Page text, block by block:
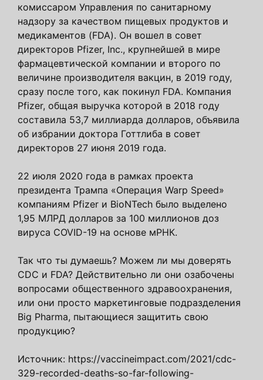
комиссаром Управления по санитарному
надзору за качеством пищевых продуктов и
медикаментов (FDA). Он вошел в совет
директоров Pfizer, Inc., крупнейшей в мире
фармацевтической компании и второго по
величине производителя вакцин, в 2019 году,
сразу после того, как покинул FDA. Компания
Pfizer, общая выручка которой в 2018 году
составила 53,7 миллиарда долларов, объявила
об избрании доктора Готтлиба в совет
директоров 27 июня 2019 года.
22 июля 2020 года в рамках проекта
президента Трампа «Операция Warp Speed»
компаниям Pfizer и BioNTech было выделено
1,95 МЛРД долларов за 100 миллионов доз
вируса COVID-19 на основе мРНК.
Так что ты думаешь? Можем ли мы доверять
CDC и FDA? Действительно ли они озабочены
вопросами общественного здравоохранения,
или они просто маркетинговые подразделения
Big Pharma, пытающиеся защитить свою
продукцию?
Источник: https://vaccineimpact.com/2021/cdc-
329-recorded-deaths-so-far-following-